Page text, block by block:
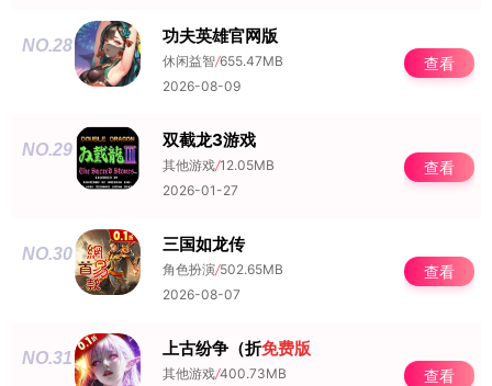
NO.28 功夫英雄官网版
休闲益智/655.47MB
2026-08-09
查看
NO.29 双截龙3游戏
其他游戏/12.05MB
2026-01-27
查看
NO.30 三国如龙传
角色扮演/502.65MB
2026-08-07
查看
NO.31 上古纷争（折免费版
其他游戏/400.73MB
查看